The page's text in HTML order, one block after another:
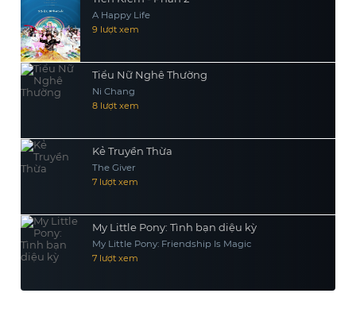
A Happy Life
9 lượt xem
Tiểu Nữ Nghê Thường
Ni Chang
8 lượt xem
Kẻ Truyền Thừa
The Giver
7 lượt xem
My Little Pony: Tình bạn diệu kỳ
My Little Pony: Friendship Is Magic
7 lượt xem